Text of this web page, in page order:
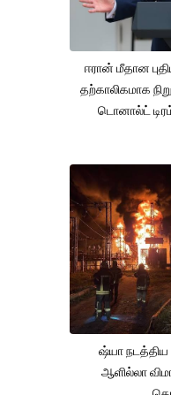
ஈரான் மீதான
தற்காலிகமாக
டொனால்ட்
ஷ்யா நடத்திய
ஆளில்லா